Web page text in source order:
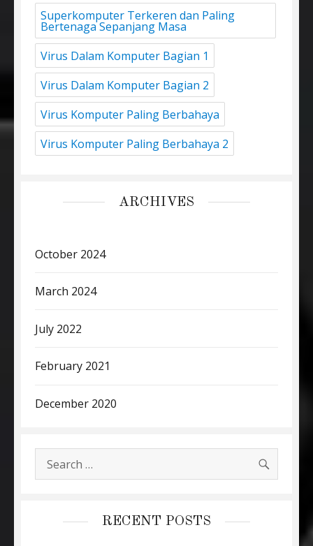
Superkomputer Terkeren dan Paling
Bertenaga Sepanjang Masa
Virus Dalam Komputer Bagian 1
Virus Dalam Komputer Bagian 2
Virus Komputer Paling Berbahaya
Virus Komputer Paling Berbahaya 2
ARCHIVES
October 2024
March 2024
July 2022
February 2021
December 2020
Search
for:
RECENT POSTS